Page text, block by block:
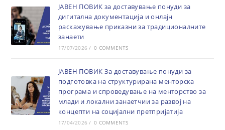
ЈАВЕН ПОВИК за доставување понуди за
дигитална документација и онлајн
раскажување приказни за традиционалните
занаети
17/07/2026 / 0 COMMENTS
ЈАВЕН ПОВИК За доставување понуди за
подготовка на структурирана менторска
програма и спроведување на менторство за
млади и локални занаетчии за развој на
концепти на социјални претпријатија
17/04/2026 / 0 COMMENTS